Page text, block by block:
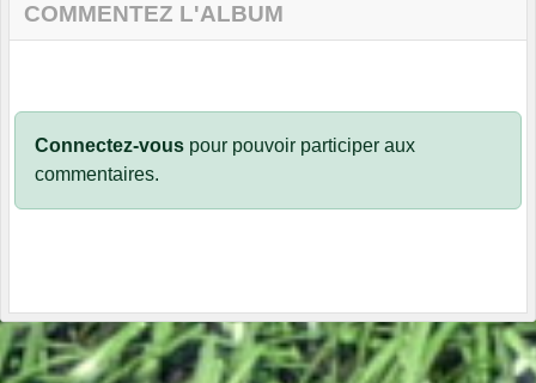
COMMENTEZ L'ALBUM
Connectez-vous pour pouvoir participer aux
commentaires.